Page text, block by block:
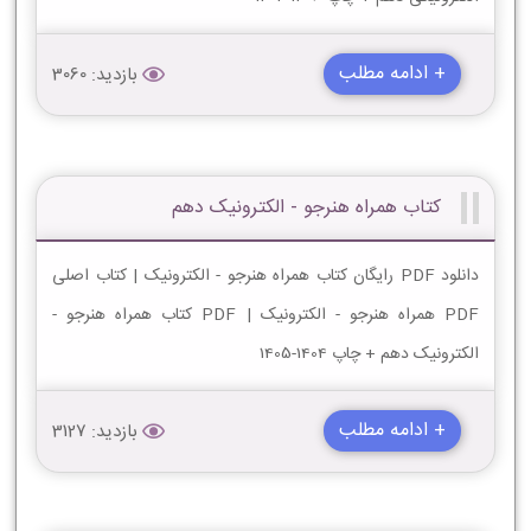
+ ادامه مطلب بازدید: 3060
کتاب همراه هنرجو - الکترونیک دهم
دانلود PDF رایگان کتاب همراه هنرجو - الکترونیک | کتاب اصلی
PDF همراه هنرجو - الکترونیک | PDF کتاب همراه هنرجو -
الکترونیک دهم + چاپ 1404-1405
+ ادامه مطلب بازدید: 3127